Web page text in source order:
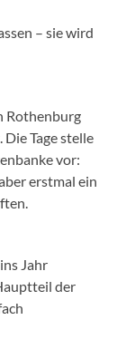
– sie wird
Rothenburg
Tage stelle
vor:
erstmal ein
Jahr
der